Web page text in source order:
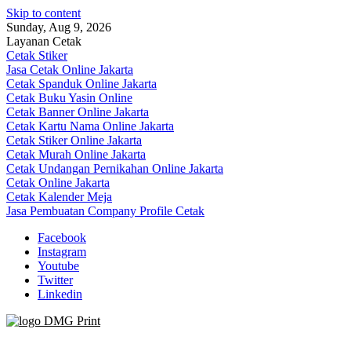
Skip to content
Sunday, Aug 9, 2026
Layanan Cetak
Cetak Stiker
Jasa Cetak Online Jakarta
Cetak Spanduk Online Jakarta
Cetak Buku Yasin Online
Cetak Banner Online Jakarta
Cetak Kartu Nama Online Jakarta
Cetak Stiker Online Jakarta
Cetak Murah Online Jakarta
Cetak Undangan Pernikahan Online Jakarta
Cetak Online Jakarta
Cetak Kalender Meja
Jasa Pembuatan Company Profile Cetak
Facebook
Instagram
Youtube
Twitter
Linkedin